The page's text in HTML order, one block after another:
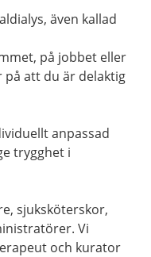
även kallad
på jobbet eller
på att du är delaktig
anpassad
trygghet i
sjuksköterskor,
Vi
och kurator